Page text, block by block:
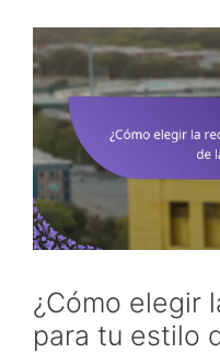
¿Cómo elegir
para tu estilo